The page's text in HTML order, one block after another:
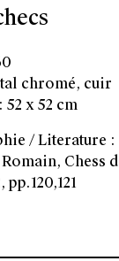
chromé, cuir
x 52 cm
/ Literature :
Chess
pp.120,121